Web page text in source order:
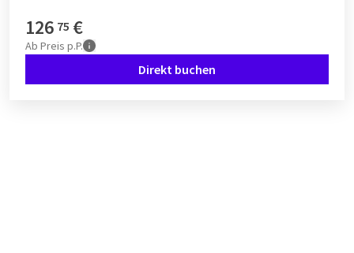
126 75 €
Ab Preis p.P.
Direkt buchen